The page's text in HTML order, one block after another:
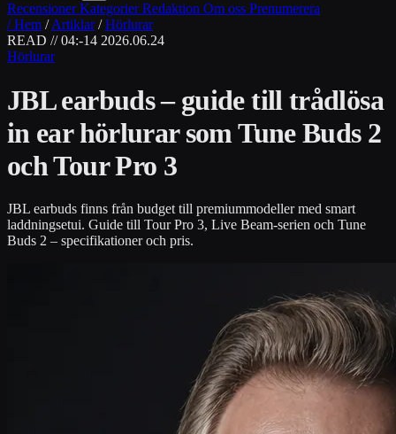
RecensionerKategorierRedaktion Om oss Prenumerera
/ Hem / Artiklar / Hörlurar
READ // 04:-14 2026.06.24
Hörlurar
JBL earbuds – guide till trådlösa
in ear hörlurar som Tune Buds 2
och Tour Pro 3
JBL earbuds finns från budget till premiummodeller med smart
laddningsetui. Guide till Tour Pro 3, Live Beam-serien och Tune
Buds 2 – specifikationer och pris.